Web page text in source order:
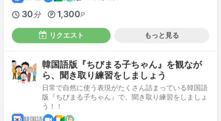
30分 1,300P
リクエスト もっと見る
韓国語版『ちびまる子ちゃん』を観なが
ら、聞き取り練習をしましょう
日常で自然に使う表現がたくさん詰まっている韓国語
版『ちびまる子ちゃん』で、聞き取り練習をしましょ
う！！
韓国語